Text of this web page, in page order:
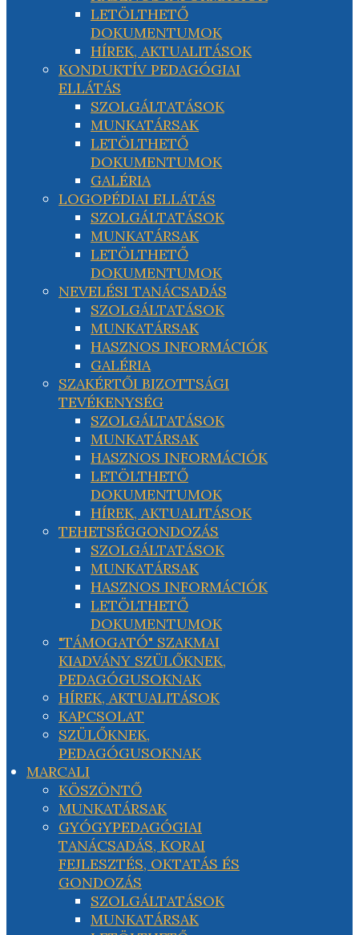
LETÖLTHETŐ
DOKUMENTUMOK
HÍREK, AKTUALITÁSOK
KONDUKTÍV PEDAGÓGIAI
ELLÁTÁS
SZOLGÁLTATÁSOK
MUNKATÁRSAK
LETÖLTHETŐ
DOKUMENTUMOK
GALÉRIA
LOGOPÉDIAI ELLÁTÁS
SZOLGÁLTATÁSOK
MUNKATÁRSAK
LETÖLTHETŐ
DOKUMENTUMOK
NEVELÉSI TANÁCSADÁS
SZOLGÁLTATÁSOK
MUNKATÁRSAK
HASZNOS INFORMÁCIÓK
GALÉRIA
SZAKÉRTŐI BIZOTTSÁGI
TEVÉKENYSÉG
SZOLGÁLTATÁSOK
MUNKATÁRSAK
HASZNOS INFORMÁCIÓK
LETÖLTHETŐ
DOKUMENTUMOK
HÍREK, AKTUALITÁSOK
TEHETSÉGGONDOZÁS
SZOLGÁLTATÁSOK
MUNKATÁRSAK
HASZNOS INFORMÁCIÓK
LETÖLTHETŐ
DOKUMENTUMOK
"TÁMOGATÓ" SZAKMAI
KIADVÁNY SZÜLŐKNEK,
PEDAGÓGUSOKNAK
HÍREK, AKTUALITÁSOK
KAPCSOLAT
SZÜLŐKNEK,
PEDAGÓGUSOKNAK
MARCALI
KÖSZÖNTŐ
MUNKATÁRSAK
GYÓGYPEDAGÓGIAI
TANÁCSADÁS, KORAI
FEJLESZTÉS, OKTATÁS ÉS
GONDOZÁS
SZOLGÁLTATÁSOK
MUNKATÁRSAK